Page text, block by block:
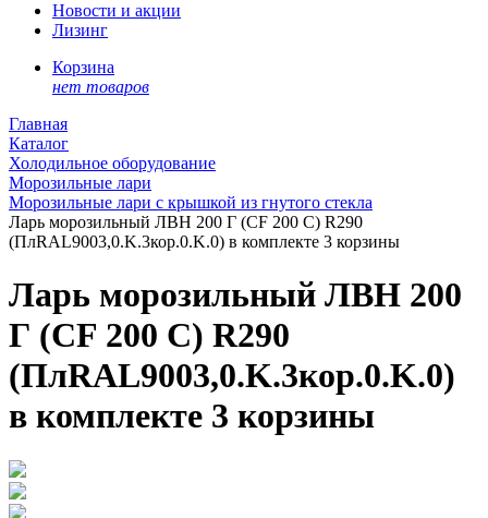
Новости и акции
Лизинг
Корзина
нет товаров
Главная
Каталог
Холодильное оборудование
Морозильные лари
Морозильные лари с крышкой из гнутого стекла
Ларь морозильный ЛВН 200 Г (СF 200 C) R290
(ПлRAL9003,0.K.3кор.0.K.0) в комплекте 3 корзины
Ларь морозильный ЛВН 200
Г (СF 200 C) R290
(ПлRAL9003,0.K.3кор.0.K.0)
в комплекте 3 корзины